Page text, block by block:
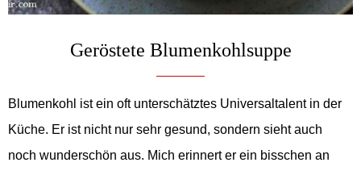
Geröstete Blumenkohlsuppe
Blumenkohl ist ein oft unterschätztes Universaltalent in der
Küche. Er ist nicht nur sehr gesund, sondern sieht auch
noch wunderschön aus. Mich erinnert er ein bisschen an